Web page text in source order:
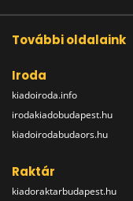
További oldalaink
Iroda
kiadoiroda.info
irodakiadobudapest.hu
kiadoirodabudaors.hu
Raktár
kiadoraktarbudapest.hu